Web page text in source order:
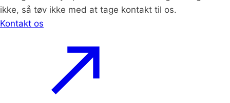
ikke, så tøv ikke med at tage kontakt til os.
Kontakt os